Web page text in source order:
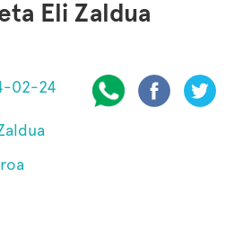
Eli Zaldua
02-24